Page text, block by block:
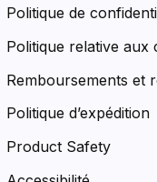
Politique de
Politique relative aux
Remboursements et
Politique d’expédition
Product Safety